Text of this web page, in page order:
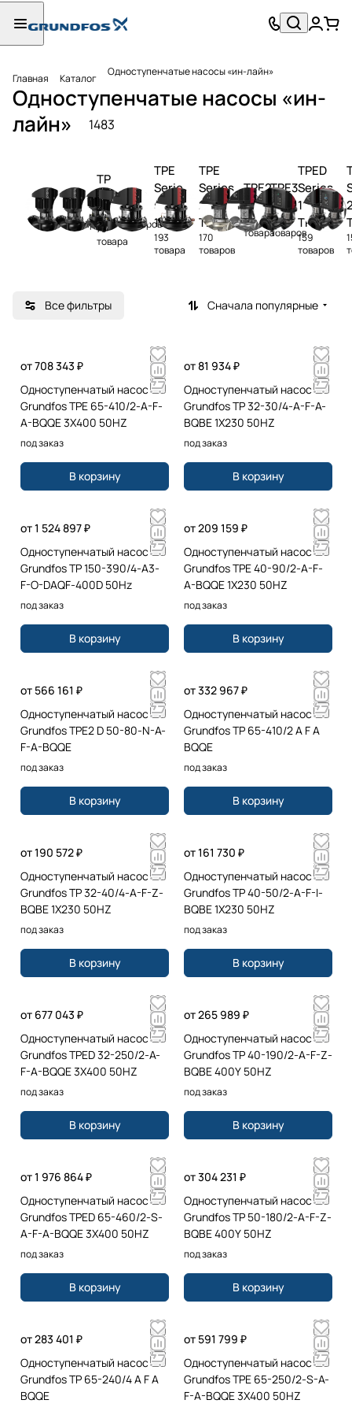
Главная Каталог Одноступенчатые насосы «ин-лайн»
Одноступенчатые насосы «ин-
лайн»
1483
TP
383
товара
TP
(B),
(I)
73
товара
TPD
167
товаров
TPE
Serie
s
1000,
TPE2
193
товара
TPE
Series
2000,
TPE3
170
товаров
TPE2
(I)
92
товара
TPE3
(I)
90
товаров
TPED
Series
1000,
TPE2
D
159
товаров
Все фильтры Сначала популярные
от 708 343 ₽
Одноступенчатый насос
Grundfos TPE 65-410/2-A-F-
A-BQQE 3X400 50HZ
под заказ
В корзину
от 81 934 ₽
Одноступенчатый насос
Grundfos TP 32-30/4-A-F-A-
BQBE 1X230 50HZ
под заказ
В корзину
от 1 524 897 ₽
Одноступенчатый насос
Grundfos TP 150-390/4-A3-
F-O-DAQF-400D 50Hz
под заказ
В корзину
от 209 159 ₽
Одноступенчатый насос
Grundfos TPE 40-90/2-A-F-
A-BQQE 1X230 50HZ
под заказ
В корзину
от 566 161 ₽
Одноступенчатый насос
Grundfos TPE2 D 50-80-N-A-
F-A-BQQE
под заказ
В корзину
от 332 967 ₽
Одноступенчатый насос
Grundfos TP 65-410/2 A F A
BQQE
под заказ
В корзину
от 190 572 ₽
Одноступенчатый насос
Grundfos TP 32-40/4-A-F-Z-
BQBE 1X230 50HZ
под заказ
В корзину
от 161 730 ₽
Одноступенчатый насос
Grundfos TP 40-50/2-A-F-I-
BQBE 1X230 50HZ
под заказ
В корзину
от 677 043 ₽
Одноступенчатый насос
Grundfos TPED 32-250/2-A-
F-A-BQQE 3X400 50HZ
под заказ
В корзину
от 265 989 ₽
Одноступенчатый насос
Grundfos TP 40-190/2-A-F-Z-
BQBE 400Y 50HZ
под заказ
В корзину
от 1 976 864 ₽
Одноступенчатый насос
Grundfos TPED 65-460/2-S-
A-F-A-BQQE 3X400 50HZ
под заказ
В корзину
от 304 231 ₽
Одноступенчатый насос
Grundfos TP 50-180/2-A-F-Z-
BQBE 400Y 50HZ
под заказ
В корзину
от 283 401 ₽
Одноступенчатый насос
Grundfos TP 65-240/4 A F A
BQQE
от 591 799 ₽
Одноступенчатый насос
Grundfos TPE 65-250/2-S-A-
F-A-BQQE 3X400 50HZ